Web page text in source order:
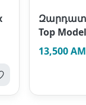
Top Model
13,500